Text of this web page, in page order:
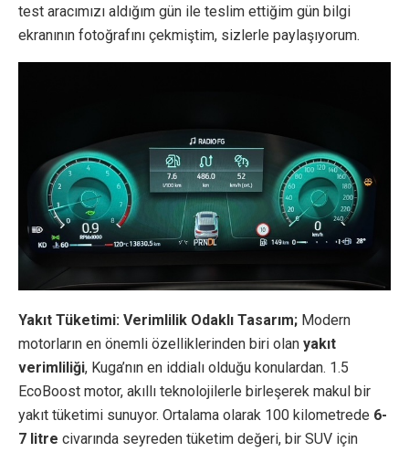
test aracımızı aldığım gün ile teslim ettiğim gün bilgi
ekranının fotoğrafını çekmiştim, sizlerle paylaşıyorum.
Yakıt Tüketimi: Verimlilik Odaklı Tasarım; Modern
motorların en önemli özelliklerinden biri olan yakıt
verimliliği, Kuga’nın en iddialı olduğu konulardan. 1.5
EcoBoost motor, akıllı teknolojilerle birleşerek makul bir
yakıt tüketimi sunuyor. Ortalama olarak 100 kilometrede 6-
7 litre civarında seyreden tüketim değeri, bir SUV için